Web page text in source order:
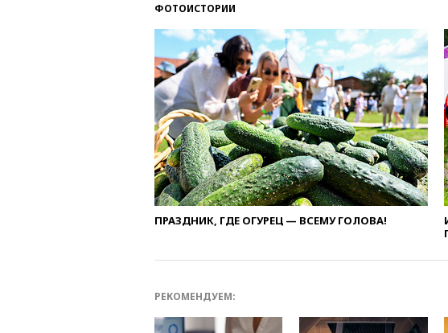
ФОТОИСТОРИИ
ПРАЗДНИК, ГДЕ ОГУРЕЦ — ВСЕМУ ГОЛОВА!
РЕКОМЕНДУЕМ: